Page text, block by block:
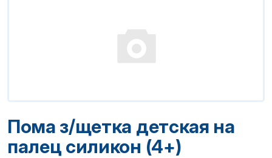
Пома з/щетка детская на
палец силикон (4+)